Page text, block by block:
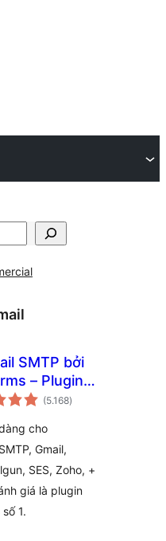
SMTP bởi
– Plugin
Nhật Ký
(5.168tổng
đánh
)
cho
Gmail,
SES, Zoho, +
giá là plugin
1.